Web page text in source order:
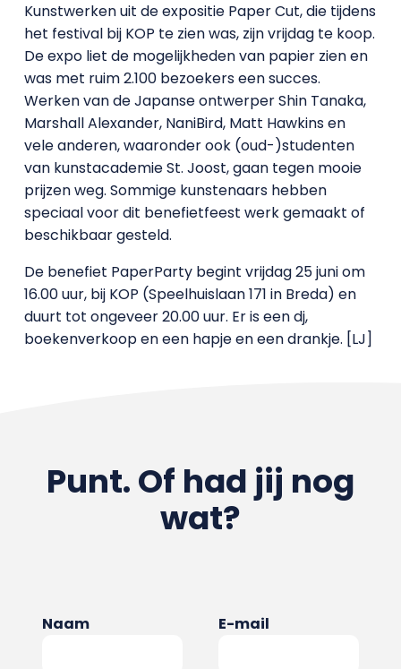
Kunstwerken uit de expositie Paper Cut, die tijdens
het festival bij KOP te zien was, zijn vrijdag te koop.
De expo liet de mogelijkheden van papier zien en
was met ruim 2.100 bezoekers een succes.
Werken van de Japanse ontwerper Shin Tanaka,
Marshall Alexander, NaniBird, Matt Hawkins en
vele anderen, waaronder ook (oud-)studenten
van kunstacademie St. Joost, gaan tegen mooie
prijzen weg. Sommige kunstenaars hebben
speciaal voor dit benefietfeest werk gemaakt of
beschikbaar gesteld.
De benefiet PaperParty begint vrijdag 25 juni om
16.00 uur, bij KOP (Speelhuislaan 171 in Breda) en
duurt tot ongeveer 20.00 uur. Er is een dj,
boekenverkoop en een hapje en een drankje. [LJ]
Punt. Of had jij nog
wat?
Naam E-mail